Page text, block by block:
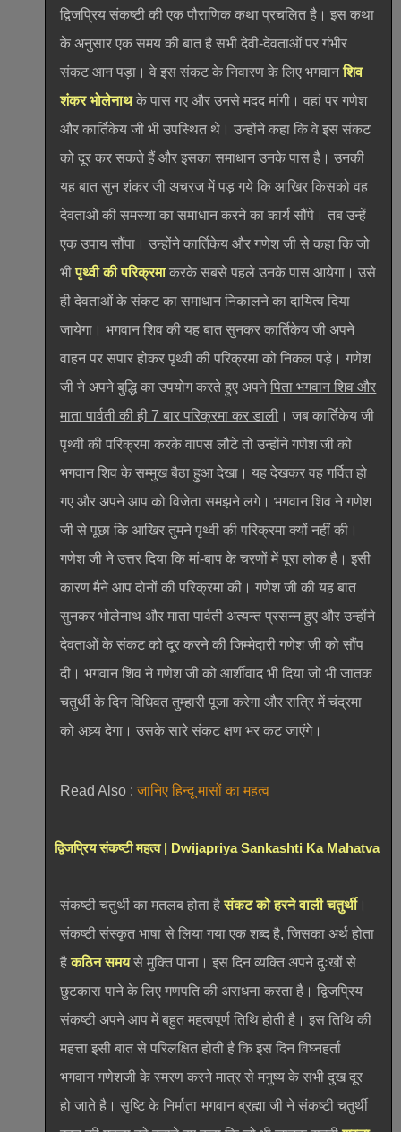
द्विजप्रिय संकष्टी की एक पौराणिक कथा प्रचलित है। इस कथा
के अनुसार एक समय की बात है सभी देवी-देवताओं पर गंभीर
संकट आन पड़ा। वे इस संकट के निवारण के लिए भगवानशिव
शंकर भोलेनाथके पास गए और उनसे मदद मांगी। वहां पर गणेश
और कार्तिकेय जी भी उपस्थित थे। उन्होंने कहा कि वे इस संकट
को दूर कर सकते हैं और इसका समाधान उनके पास है। उनकी
यह बात सुन शंकर जी अचरज में पड़ गये कि आखिर किसको वह
देवताओं की समस्या का समाधान करने का कार्य सौंपे। तब उन्हें
एक उपाय सौंपा। उन्होंने कार्तिकेय और गणेश जी से कहा कि जो
भीपृथ्वी की परिक्रमाकरके सबसे पहले उनके पास आयेगा। उसे
ही देवताओं के संकट का समाधान निकालने का दायित्व दिया
जायेगा। भगवान शिव की यह बात सुनकर कार्तिकेय जी अपने
वाहन पर सपार होकर पृथ्वी की परिक्रमा को निकल पड़े। गणेश
जी ने अपने बुद्धि का उपयोग करते हुए अपनेपिता भगवान शिव और
माता पार्वती की ही 7 बार परिक्रमा कर डाली । जब कार्तिकेय जी
पृथ्वी की परिक्रमा करके वापस लौटे तो उन्होंने गणेश जी को
भगवान शिव के सम्मुख बैठा हुआ देखा। यह देखकर वह गर्वित हो
गए और अपने आप को विजेता समझने लगे। भगवान शिव ने गणेश
जी से पूछा कि आखिर तुमने पृथ्वी की परिक्रमा क्यों नहीं की।
गणेश जी ने उत्तर दिया कि मां-बाप के चरणों में पूरा लोक है। इसी
कारण मैने आप दोनों की परिक्रमा की। गणेश जी की यह बात
सुनकर भोलेनाथ और माता पार्वती अत्यन्त प्रसन्न हुए और उन्होंने
देवताओं के संकट को दूर करने की जिम्मेदारी गणेश जी को सौंप
दी। भगवान शिव ने गणेश जी को आर्शीवाद भी दिया जो भी जातक
चतुर्थी के दिन विधिवत तुम्हारी पूजा करेगा और रात्रि में चंद्रमा
को अघ्र्य देगा। उसके सारे संकट क्षण भर कट जाएंगे।
Read Also :जानिए हिन्दू मासों का महत्व
द्विजप्रिय संकष्टी महत्व | Dwijapriya Sankashti Ka Mahatva
संकष्टी चतुर्थी का मतलब होता हैसंकट को हरने वाली चतुर्थी।
संकष्टी संस्कृत भाषा से लिया गया एक शब्द है, जिसका अर्थ होता
हैकठिन समयसे मुक्ति पाना। इस दिन व्यक्ति अपने दुःखों से
छुटकारा पाने के लिए गणपति की अराधना करता है। द्विजप्रिय
संकष्टी अपने आप में बहुत महत्वपूर्ण तिथि होती है। इस तिथि की
महत्ता इसी बात से परिलक्षित होती है कि इस दिन विघ्नहर्ता
भगवान गणेशजी के स्मरण करने मात्र से मनुष्य के सभी दुख दूर
हो जाते है। सृष्टि के निर्माता भगवान ब्रह्मा जी ने संकष्टी चतुर्थी